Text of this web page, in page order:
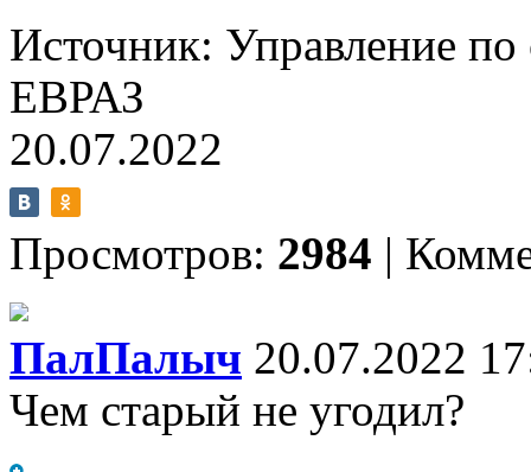
Источник: Управление
ЕВРАЗ
20.07.2022
Просмотров: 2984 |
ПалПалыч 20.07.2022
Чем старый не угодил?